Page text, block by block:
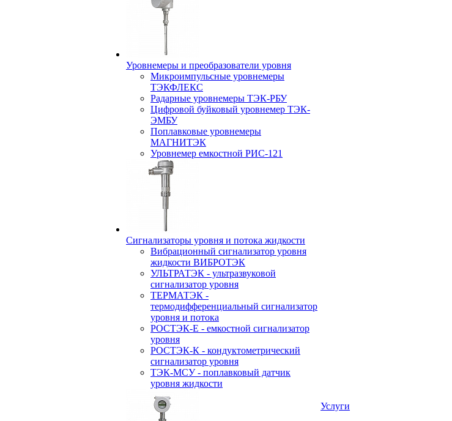
Уровнемеры и преобразователи уровня
Микроимпульсные уровнемеры
ТЭКФЛЕКС
Радарные уровнемеры ТЭК-РБУ
Цифровой буйковый уровнемер ТЭК-
ЭМБУ
Поплавковые уровнемеры
МАГНИТЭК
Уровнемер емкостной РИС-121
Сигнализаторы уровня и потока жидкости
Вибрационный сигнализатор уровня
жидкости ВИБРОТЭК
УЛЬТРАТЭК - ультразвуковой
сигнализатор уровня
ТЕРМАТЭК -
термодифференциальный сигнализатор
уровня и потока
РОСТЭК-Е - емкостной сигнализатор
уровня
РОСТЭК-К - кондуктометрический
сигнализатор уровня
ТЭК-МСУ - поплавковый датчик
уровня жидкости
Услуги